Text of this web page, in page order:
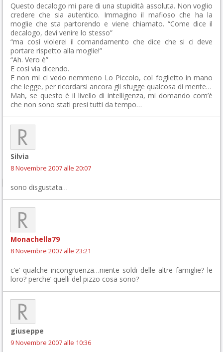
Questo decalogo mi pare di una stupidità assoluta. Non voglio
credere che sia autentico. Immagino il mafioso che ha la
moglie che sta partorendo e viene chiamato. “Come dice il
decalogo, devi venire lo stesso”
“ma così violerei il comandamento che dice che si ci deve
portare rispetto alla moglie!”
“Ah. Vero è”
E così via dicendo.
E non mi ci vedo nemmeno Lo Piccolo, col foglietto in mano
che legge, per ricordarsi ancora gli sfugge qualcosa di mente…
Mah, se questo è il livello di intelligenza, mi domando com’è
che non sono stati presi tutti da tempo…
Silvia
8 Novembre 2007 alle 20:07
sono disgustata…
Monachella79
8 Novembre 2007 alle 23:21
c’e’ qualche incongruenza…niente soldi delle altre famiglie? le
loro? perche’ quelli del pizzo cosa sono?
giuseppe
9 Novembre 2007 alle 10:36